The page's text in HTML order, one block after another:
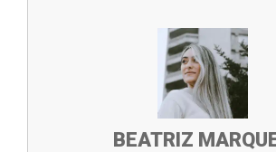
BEATRIZ